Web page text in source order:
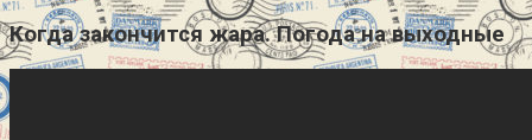
Когда закончится жара. Погода на выходные